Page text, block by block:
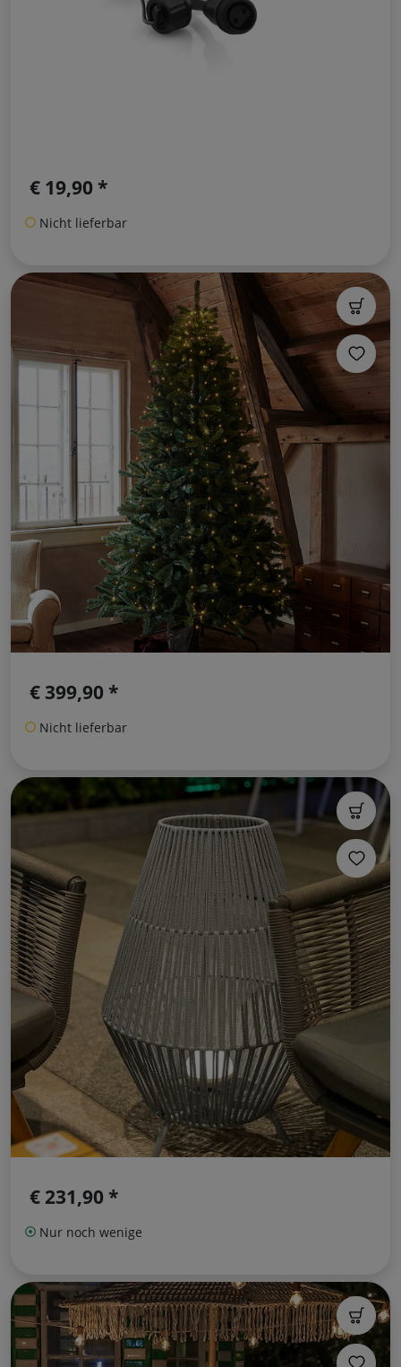
€ 19,90 *
Nicht lieferbar
€ 399,90 *
Nicht lieferbar
€ 231,90 *
Nur noch wenige